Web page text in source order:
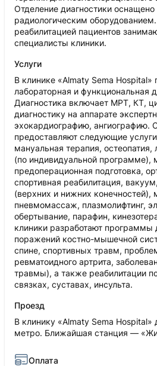
Отделение диагностики
радиологическим
реабилитацией пациентов
специалисты клиники.
Услуги
В клинике «Almaty Sema Hospital»
лабораторная и функциональная
Диагностика включает МРТ, КТ,
диагностику на аппарате
эхокардиографию, ангиографию.
предоставляют следующие
мануальная терапия, остеопатия,
(по индивидуальной программе),
предоперационная подготовка,
спортивная реабилитация,
(верхних и нижних конечностей),
пневмомассаж, плазмолифтинг,
обертывание, парафин,
клиники разработают программы
поражений костно-мышечной
спине, спортивных травм,
ревматоидного артрита,
травмы), а также реабилитации
связках, суставах, инсульта.
Проезд
В клинику «Almaty Sema
метро. Ближайшая станция —
Оплата